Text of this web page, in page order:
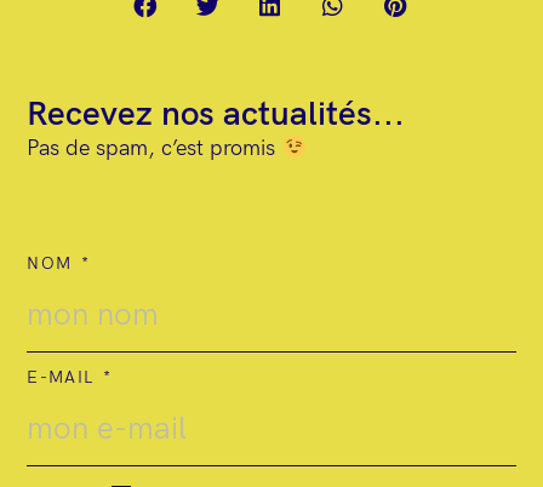
Recevez nos actualités...
Pas de spam, c’est promis
NOM
E-MAIL